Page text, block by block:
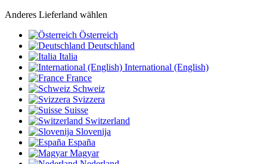
Anderes Lieferland wählen
Österreich
Deutschland
Italia
International (English)
France
Schweiz
Svizzera
Suisse
Switzerland
Slovenija
España
Magyar